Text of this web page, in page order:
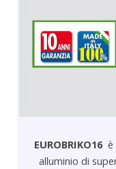
EUROBRIKO16 è
alluminio di